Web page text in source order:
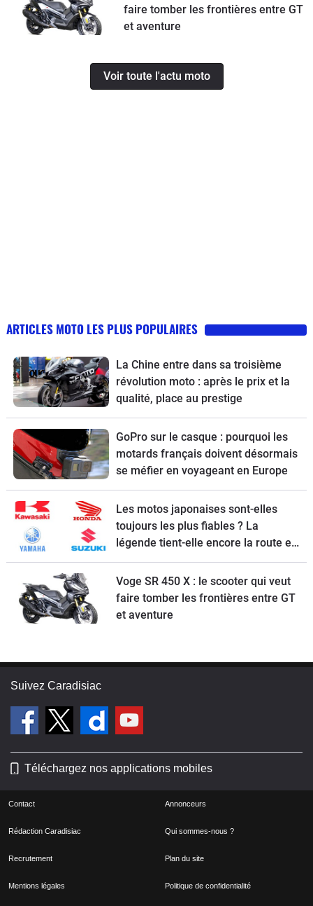
faire tomber les frontières entre GT
et aventure
Voir toute l'actu moto
ARTICLES MOTO LES PLUS POPULAIRES
La Chine entre dans sa troisième
révolution moto : après le prix et la
qualité, place au prestige
GoPro sur le casque : pourquoi les
motards français doivent désormais
se méfier en voyageant en Europe
Les motos japonaises sont-elles
toujours les plus fiables ? La
légende tient-elle encore la route en
2026 ?
Voge SR 450 X : le scooter qui veut
faire tomber les frontières entre GT
et aventure
Suivez Caradisiac
Téléchargez nos applications mobiles
Contact Annonceurs
Rédaction Caradisiac Qui sommes-nous ?
Recrutement Plan du site
Mentions légales Politique de confidentialité